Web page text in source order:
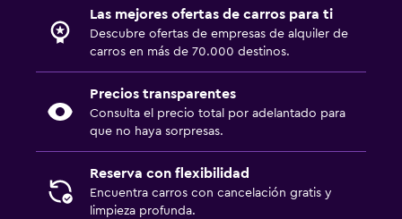
Las mejores ofertas de carros para ti
Descubre ofertas de empresas de alquiler de
carros en más de 70.000 destinos.
Precios transparentes
Consulta el precio total por adelantado para
que no haya sorpresas.
Reserva con flexibilidad
Encuentra carros con cancelación gratis y
limpieza profunda.